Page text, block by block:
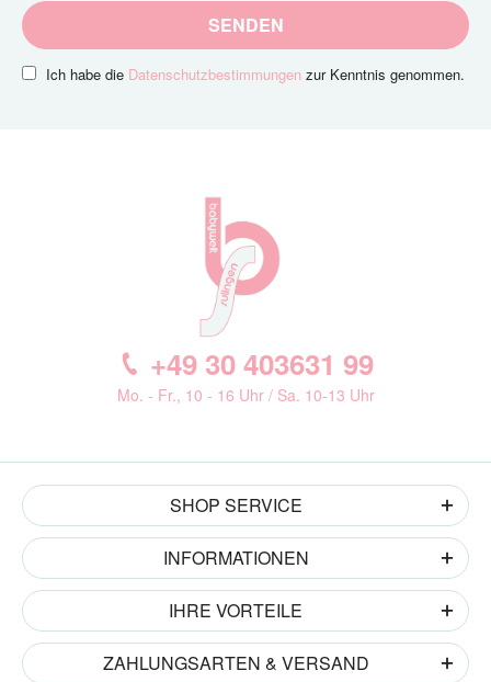
SENDEN
Ich habe die Datenschutzbestimmungen zur Kenntnis genommen.
+49 30 403631 99
Mo. - Fr., 10 - 16 Uhr / Sa. 10-13 Uhr
SHOP SERVICE
INFORMATIONEN
IHRE VORTEILE
ZAHLUNGSARTEN & VERSAND